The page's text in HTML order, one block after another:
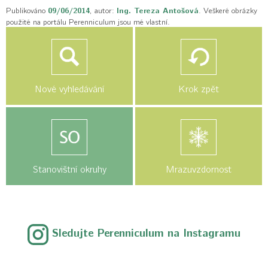
Publikováno 09/06/2014, autor: Ing. Tereza Antošová. Veškeré obrázky
použité na portálu Perenniculum jsou mé vlastní.
Nové vyhledávání Krok zpět
Stanovištní okruhy Mrazuvzdornost
Sledujte Perenniculum na Instagramu